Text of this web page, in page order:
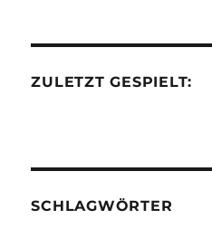
ZULETZT GESPIELT:
SCHLAGWÖRTER